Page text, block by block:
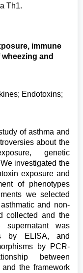
Th1.
immune
and
Endotoxins;
of asthma and
about the
genetic
investigated the
exposure and
of phenotypes
we selected
and non-
collected and the
was
by ELISA, and
by PCR-
between
the framework